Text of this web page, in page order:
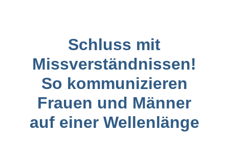
Schluss mit
Missverständnissen!
So kommunizieren
Frauen und Männer
auf einer Wellenlänge